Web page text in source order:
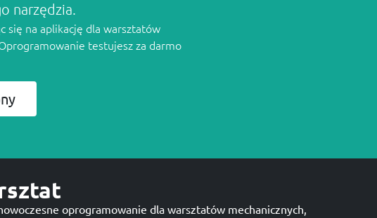
narzędzia.
się na aplikację dla warsztatów
testujesz za darmo
oprogramowanie dla warsztatów mechanicznych,